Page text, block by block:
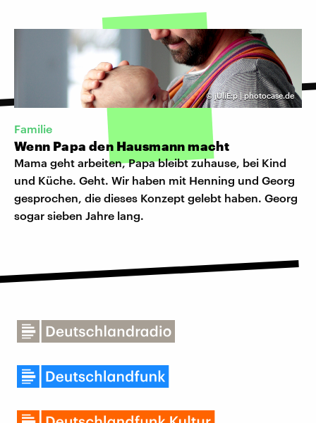
©jUliE:p | photocase.de
Familie
Wenn Papa den Hausmann macht
Mama geht arbeiten, Papa bleibt zuhause, bei Kind
und Küche. Geht. Wir haben mit Henning und Georg
gesprochen, die dieses Konzept gelebt haben. Georg
sogar sieben Jahre lang.